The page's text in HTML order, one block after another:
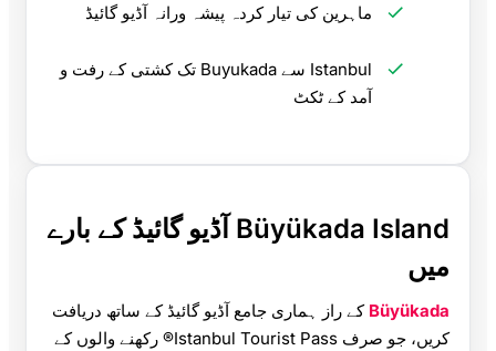
ماہرین کی تیار کردہ پیشہ ورانہ آڈیو گائیڈ
Istanbul سے Buyukada تک کشتی کے رفت و
آمد کے ٹکٹ
Büyükada Island آڈیو گائیڈ کے بارے
میں
Büyükada کے راز ہماری جامع آڈیو گائیڈ کے ساتھ دریافت
کریں، جو صرف Istanbul Tourist Pass® رکھنے والوں کے